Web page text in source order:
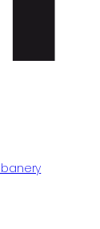
banery